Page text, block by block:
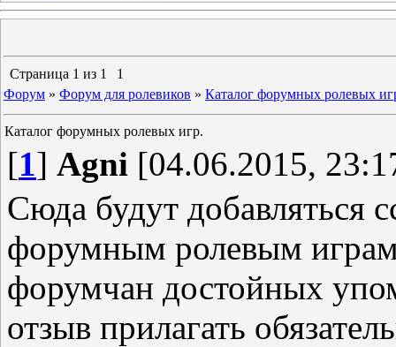
Страница 1 из 1
1
Форум » Форум для ролевиков » Каталог форумных ролевых
Каталог форумных ролевых игр.
[1] Agni [04.06.2015,
Сюда будут добавляться
форумным ролевым
форумчан достойных
отзыв прилагать